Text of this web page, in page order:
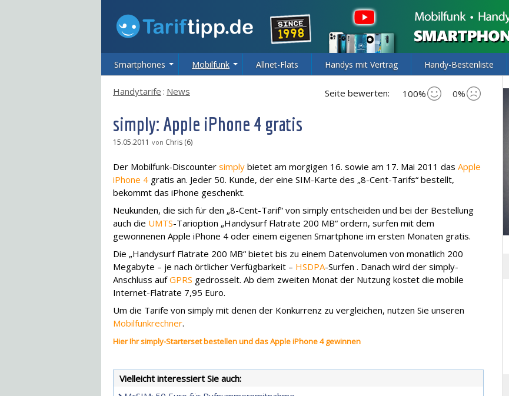
Smartphones Mobilfunk Allnet-Flats Handys mit Vertrag Handy-Bestenliste
Seite bewerten: 100% 0%
Handytarife : News
simply: Apple iPhone 4 gratis
15.05.2011 von Chris (6)
Der Mobilfunk-Discounter simply bietet am morgigen 16. sowie am 17. Mai 2011 das Apple
iPhone 4 gratis an. Jeder 50. Kunde, der eine SIM-Karte des „8-Cent-Tarifs“ bestellt,
bekommt das iPhone geschenkt.
Neukunden, die sich für den „8-Cent-Tarif“ von simply entscheiden und bei der Bestellung
auch die UMTS-Tarioption „Handysurf Flatrate 200 MB“ ordern, surfen mit dem
gewonnenen Apple iPhone 4 oder einem eigenen Smartphone im ersten Monaten gratis.
Die „Handysurf Flatrate 200 MB“ bietet bis zu einem Datenvolumen von monatlich 200
Megabyte – je nach örtlicher Verfügbarkeit – HSDPA-Surfen . Danach wird der simply-
Anschluss aufGPRS gedrosselt. Ab dem zweiten Monat der Nutzung kostet die mobile
Internet-Flatrate 7,95 Euro.
Um die Tarife von simply mit denen der Konkurrenz zu vergleichen, nutzen Sie unseren
Mobilfunkrechner.
Hier Ihr simply-Starterset bestellen und das Apple iPhone 4 gewinnen
Vielleicht interessiert Sie auch: